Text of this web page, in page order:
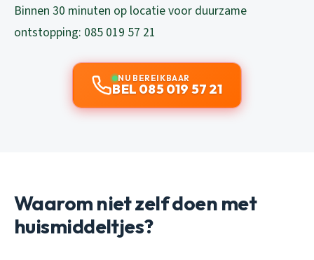
Binnen 30 minuten op locatie voor duurzame
ontstopping: 085 019 57 21
NU BEREIKBAAR
BEL 085 019 57 21
Waarom niet zelf doen met
huismiddeltjes?